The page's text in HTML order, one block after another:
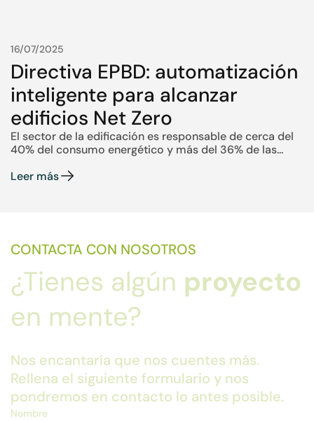
16/07/2025
Directiva EPBD: automatización
inteligente para alcanzar
edificios Net Zero
El sector de la edificación es responsable de cerca del
40% del consumo energético y más del 36% de las...
Leer más
CONTACTA CON NOSOTROS
¿Tienes algún proyecto
en mente?
Nos encantaría que nos cuentes más.
Rellena el siguiente formulario y nos
pondremos en contacto lo antes posible.
Nombre